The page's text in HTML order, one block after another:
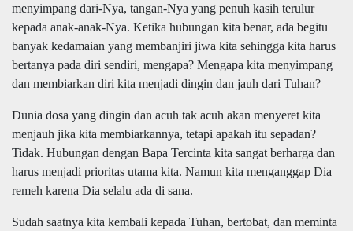
menyimpang dari-Nya, tangan-Nya yang penuh kasih terulur
kepada anak-anak-Nya. Ketika hubungan kita benar, ada begitu
banyak kedamaian yang membanjiri jiwa kita sehingga kita harus
bertanya pada diri sendiri, mengapa? Mengapa kita menyimpang
dan membiarkan diri kita menjadi dingin dan jauh dari Tuhan?
Dunia dosa yang dingin dan acuh tak acuh akan menyeret kita
menjauh jika kita membiarkannya, tetapi apakah itu sepadan?
Tidak. Hubungan dengan Bapa Tercinta kita sangat berharga dan
harus menjadi prioritas utama kita. Namun kita menganggap Dia
remeh karena Dia selalu ada di sana.
Sudah saatnya kita kembali kepada Tuhan, bertobat, dan meminta